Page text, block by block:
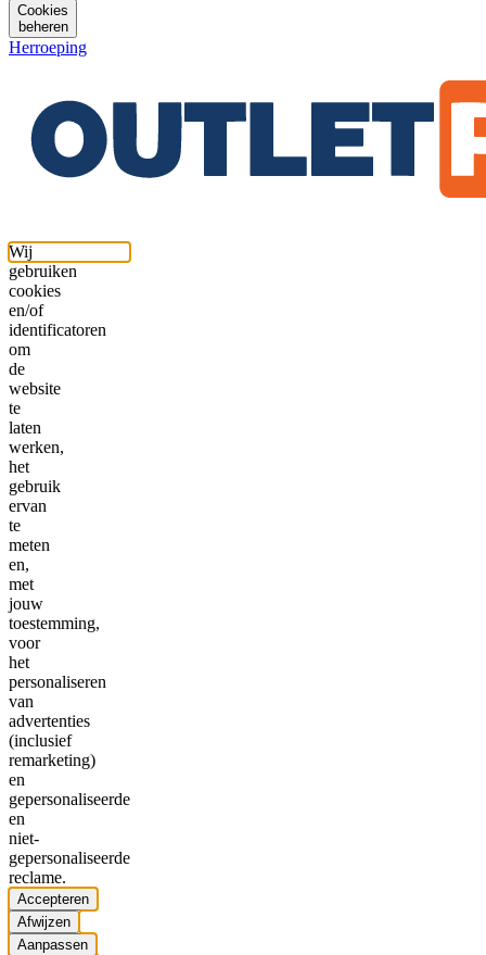
Cookies
beheren
Herroeping
Wij
gebruiken
cookies
en/of
identificatoren
om
de
website
te
laten
werken,
het
gebruik
ervan
te
meten
en,
met
jouw
toestemming,
voor
het
personaliseren
van
advertenties
(inclusief
remarketing)
en
gepersonaliseerde
en
niet-
gepersonaliseerde
reclame.
Accepteren
Afwijzen
Aanpassen